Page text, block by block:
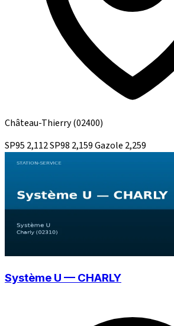
Château-Thierry(02400)
SP95 2,112SP98 2,159Gazole 2,259
Système U — CHARLY